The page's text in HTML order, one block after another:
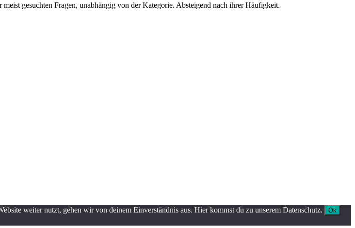
gesuchten Fragen, unabhängig von der Kategorie. Absteigend nach ihrer Häufigkeit.
weiter nutzt, gehen wir von deinem Einverständnis aus. Hier kommst du zu unserem Datenschutz.
Ok